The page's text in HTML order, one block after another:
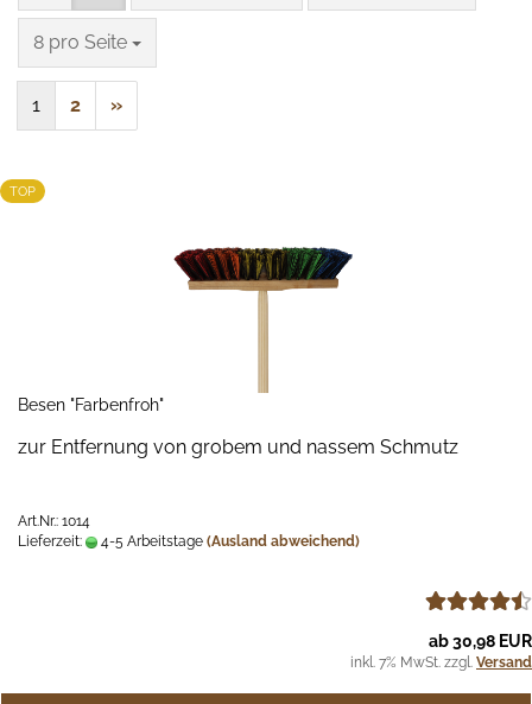
8 pro Seite
pro Seite
1 2 »
TOP
Besen "Farbenfroh"
zur Entfernung von grobem und nassem Schmutz
Art.Nr.: 1014
Lieferzeit:
4-5 Arbeitstage (Ausland abweichend)
ab 30,98 EUR
inkl. 7% MwSt. zzgl. Versand